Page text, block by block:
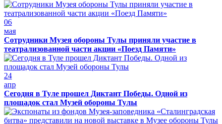
06
мая
Сотрудники Музея обороны Тулы приняли участие в
театрализованной части акции «Поезд Памяти»
24
апр
Сегодня в Туле прошел Диктант Победы. Одной из
площадок стал Музей обороны Тулы